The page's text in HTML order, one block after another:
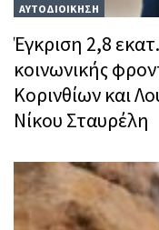
ΑΥΤΟΔΙΟΙΚΗΣΗ
Έγκριση 2,8
κοινωνικής
Κορινθίων και
Νίκου Σταυρέλη